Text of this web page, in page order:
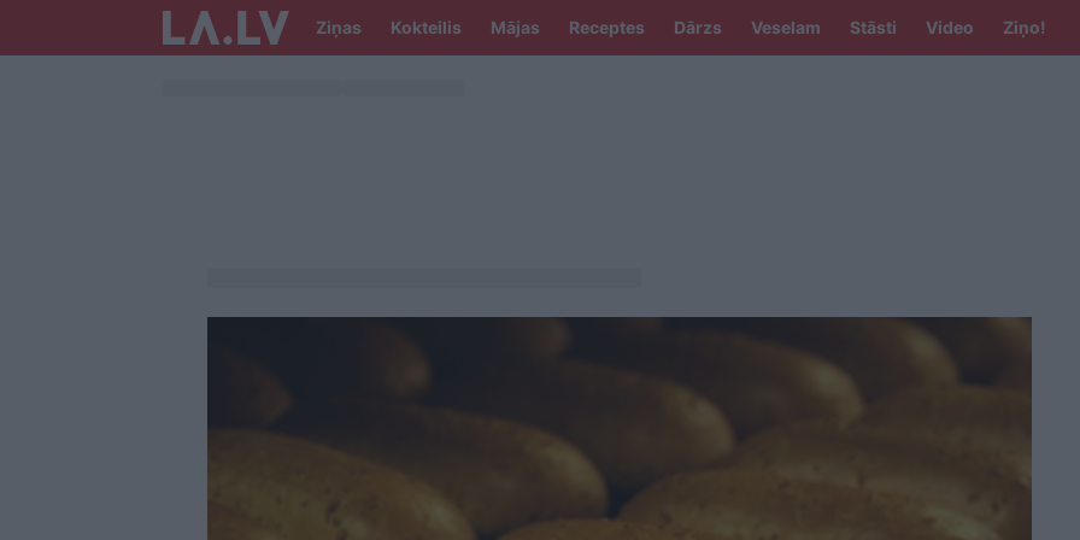
Ziņas Kokteilis Mājas Receptes Dārzs Veselam Stāsti Video Ziņo!